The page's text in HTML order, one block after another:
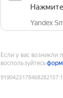
Yandex
Если у вас возникли
воспользуйтесь
9190423178468282157: